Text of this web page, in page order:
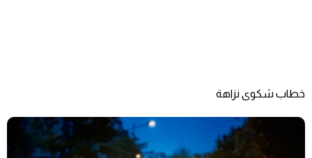
خطاب شكوى نزاهة